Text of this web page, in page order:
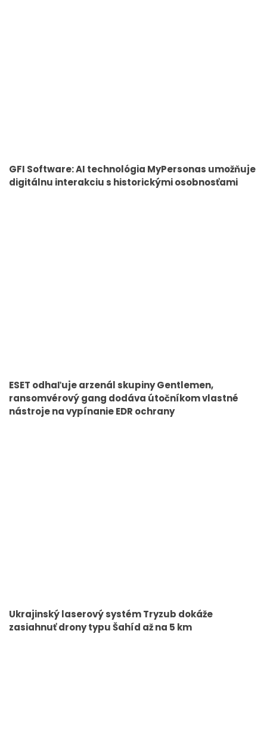
GFI Software: AI technológia MyPersonas umožňuje
digitálnu interakciu s historickými osobnosťami
ESET odhaľuje arzenál skupiny Gentlemen,
ransomvérový gang dodáva útočníkom vlastné
nástroje na vypínanie EDR ochrany
Ukrajinský laserový systém Tryzub dokáže
zasiahnuť drony typu Šahíd až na 5 km